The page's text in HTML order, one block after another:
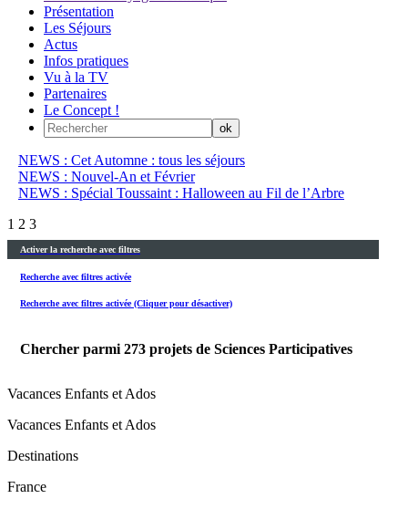
Présentation
Les Séjours
Actus
Infos pratiques
Vu à la TV
Partenaires
Le Concept !
NEWS : Cet Automne : tous les séjours
NEWS : Nouvel-An et Février
NEWS : Spécial Toussaint : Halloween au Fil de l’Arbre
1 2 3
Activer la recherche avec filtres
Recherche avec filtres activée
Recherche avec filtres activée (Cliquer pour désactiver)
Chercher parmi 273 projets de Sciences Participatives
Vacances Enfants et Ados
Vacances Enfants et Ados
Destinations
France